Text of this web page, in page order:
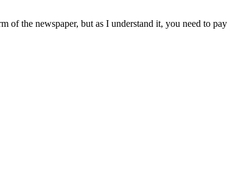
of the newspaper, but as I understand it, you need to